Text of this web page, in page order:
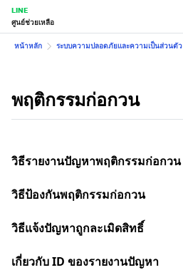
LINE
ศูนย์ช่วยเหลือ
หน้าหลัก ระบบความปลอดภัยและความเป็นส่วนตัว
พฤติกรรมก่อกวน
วิธีรายงานปัญหาพฤติกรรมก่อกวน
วิธีป้องกันพฤติกรรมก่อกวน
วิธีแจ้งปัญหาถูกละเมิดสิทธิ์
เกี่ยวกับ ID ของรายงานปัญหา